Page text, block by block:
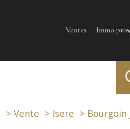
Ventes Immo pro
Vente Isere Bourgoin